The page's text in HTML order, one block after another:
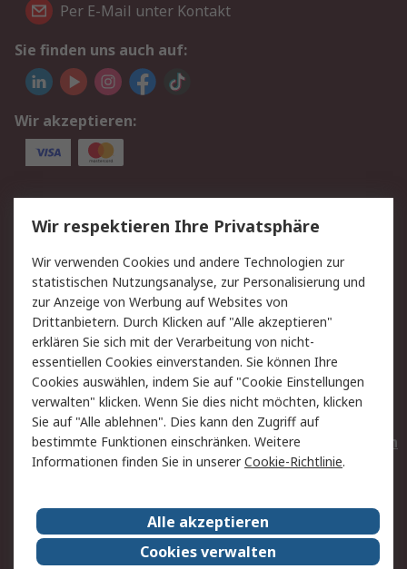
Per E-Mail unter Kontakt
Sie finden uns auch auf:
Wir akzeptieren:
Service
Value Added Services
Lieferlösungen
Rücksendungen
Kontakt
Hilfe
Privatkunden
Rechtliches
AGB
Datenschutz
Cookie-Richtlinie
Zahlungsbedingungen
Copyright/Impressum
Entsorgung
Elektrogeräte/Batterien
RS weltweit
Karriere bei RS
Nachhaltigkeit
Wir respektieren Ihre Privatsphäre
Wir verwenden Cookies und andere Technologien zur
statistischen Nutzungsanalyse, zur Personalisierung und
zur Anzeige von Werbung auf Websites von
Drittanbietern. Durch Klicken auf "Alle akzeptieren"
erklären Sie sich mit der Verarbeitung von nicht-
essentiellen Cookies einverstanden. Sie können Ihre
Cookies auswählen, indem Sie auf "Cookie Einstellungen
verwalten" klicken. Wenn Sie dies nicht möchten, klicken
Sie auf "Alle ablehnen". Dies kann den Zugriff auf
bestimmte Funktionen einschränken. Weitere
Informationen finden Sie in unsererCookie-Richtlinie.
Alle akzeptieren
Cookies verwalten